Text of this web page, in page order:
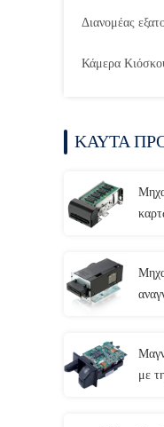
Διανομέας
Κάμερα
ΚΑΥΤΑ
με